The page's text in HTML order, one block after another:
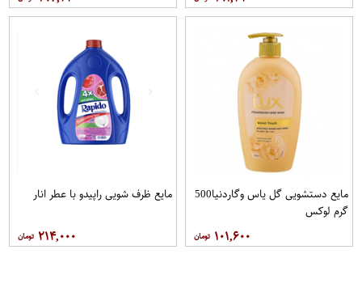
مایع دستشویی گل یاس وگاردنیا500
گرم لوکس
۱۰۱,۶۰۰
مایع ظرف شویی راپیدو با عطر انار
۲۱۴,۰۰۰